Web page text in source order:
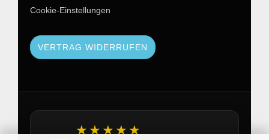
Cookie-Einstellungen
VERTRAG WIDERRUFEN
★★★★★